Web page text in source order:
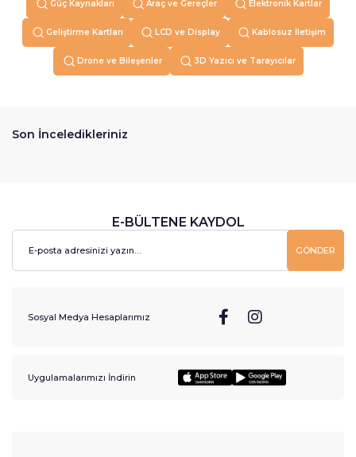
Güç Kaynakları Araç ve Gereçler Elektronik Kartlar
Geliştirme Kartları LCD ve Display Kablosuz İletişim
Drone ve Bileşenler 3D Yazıcı ve Tarayıcılar
Son İnceledikleriniz
E-BÜLTENE KAYDOL
GÖNDER
Sosyal Medya Hesaplarımız
Uygulamalarımızı İndirin